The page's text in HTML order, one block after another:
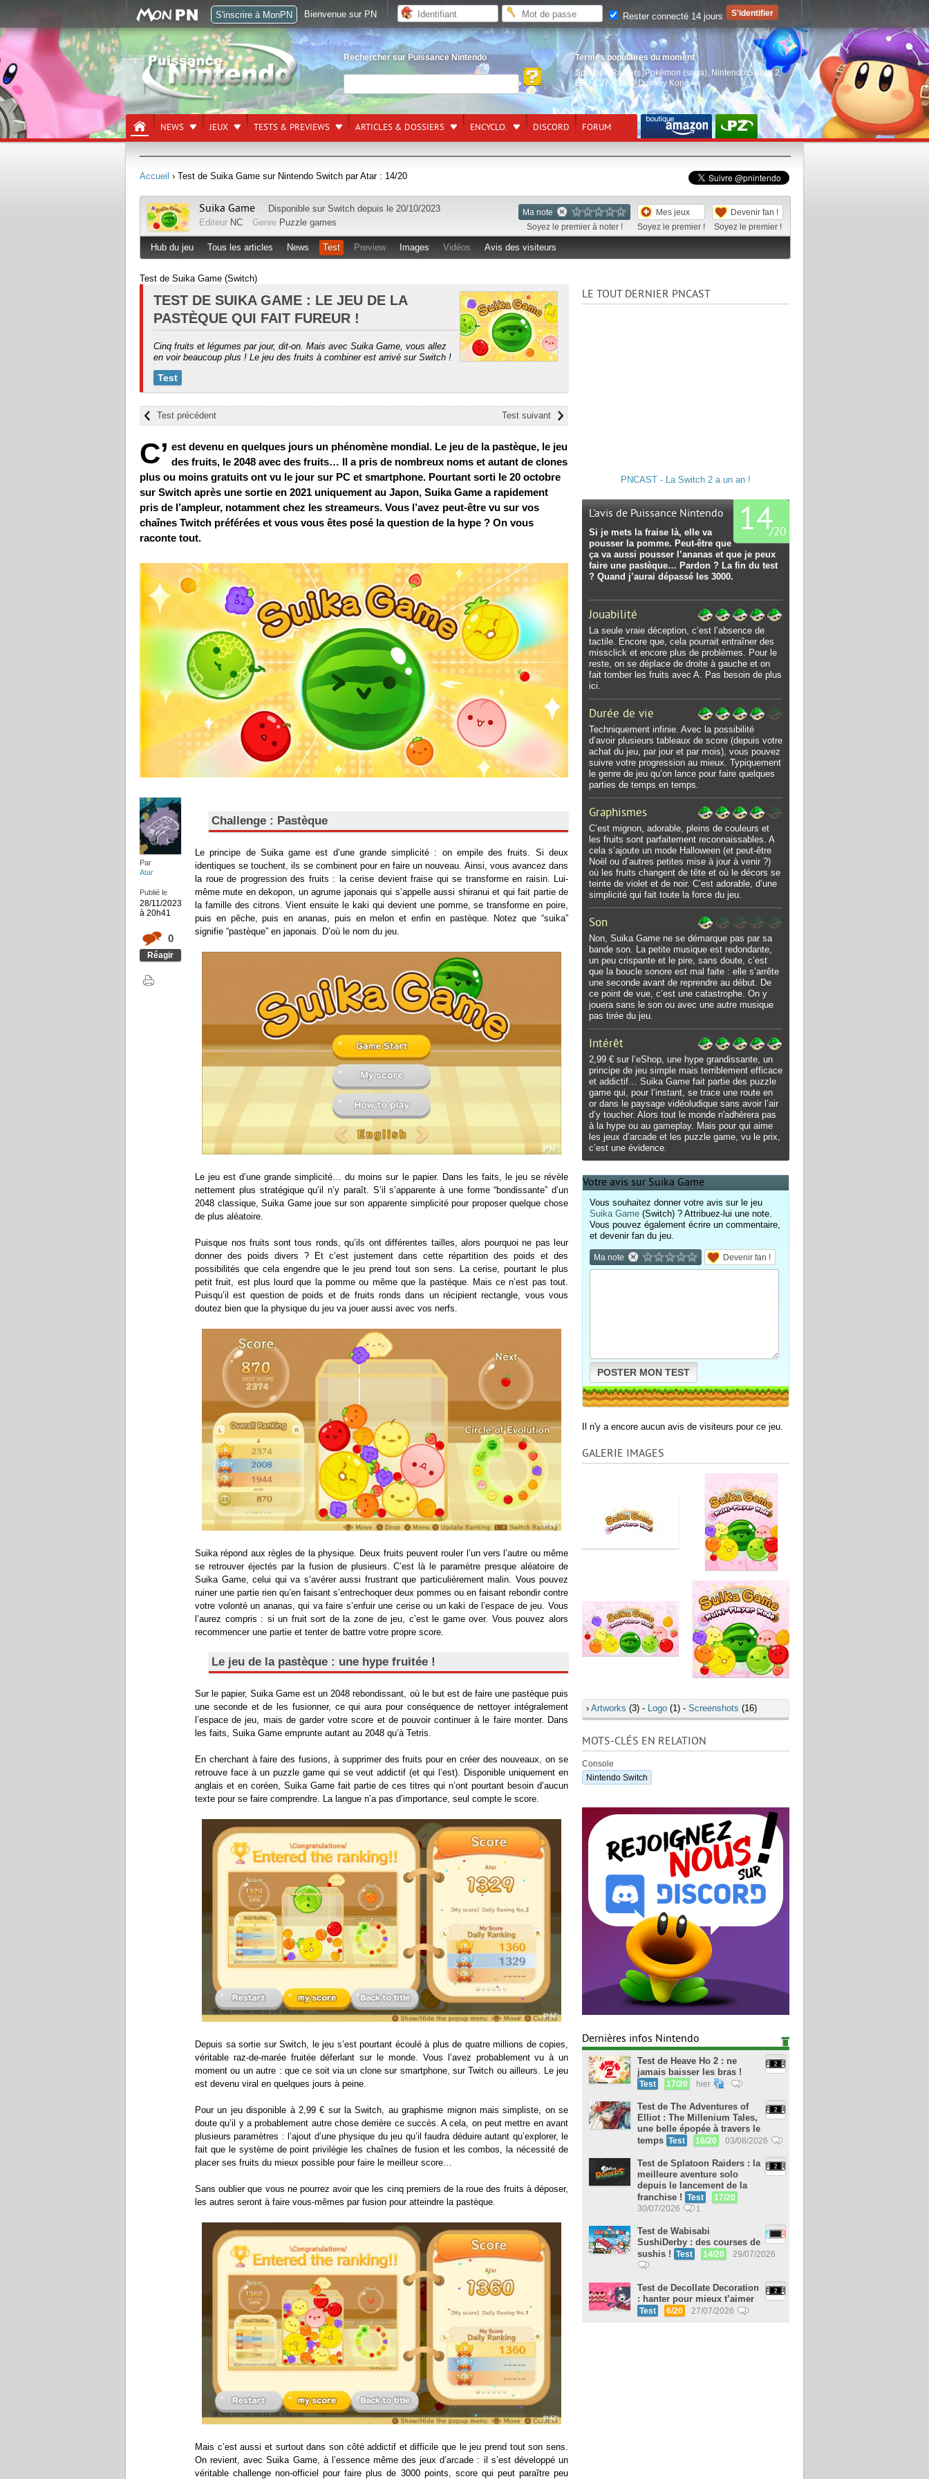
Rechercher sur Puissance Nintendo
Termes populaires du moment
Splatoon Raiders, Pokémon (saga) Nintendo Switch 2,
EA FC27,LEGO Donkey Kong
NEWS JEUX TESTS & PREVIEWS ARTICLES & DOSSIERS ENCYCLO. DISCORD FORUM
Accueil › Test de Suika Game sur Nintendo Switch par Atar : 14/20
Ma note
Soyez le premier à noter !
Mes jeux
Soyez le premier !
Devenir fan !
Soyez le premier !
Suika Game Disponible sur Switch depuis le 20/10/2023
Editeur NC Genre Puzzle games
Hub du jeu Tous les articles News Test Preview Images Vidéos Avis des visiteurs
Test de Suika Game (Switch)
TEST DE SUIKA GAME : LE JEU DE LA
PASTÈQUE QUI FAIT FUREUR !
Cinq fruits et légumes par jour, dit-on. Mais avec Suika Game, vous allez
en voir beaucoup plus ! Le jeu des fruits à combiner est arrivé sur Switch !
Test
Test suivant
Test précédent
C’ est devenu en quelques jours un phénomène mondial. Le jeu de la pastèque, le jeu
des fruits, le 2048 avec des fruits… Il a pris de nombreux noms et autant de clones
plus ou moins gratuits ont vu le jour sur PC et smartphone. Pourtant sorti le 20 octobre
sur Switch après une sortie en 2021 uniquement au Japon, Suika Game a rapidement
pris de l’ampleur, notamment chez les streameurs. Vous l’avez peut-être vu sur vos
chaînes Twitch préférées et vous vous êtes posé la question de la hype ? On vous
raconte tout.
Par
Atar
Publié le
28/11/2023
à 20h41
0
Réagir
Challenge : Pastèque
Le principe de Suika game est d’une grande simplicité : on empile des fruits. Si deux
identiques se touchent, ils se combinent pour en faire un nouveau. Ainsi, vous avancez dans
la roue de progression des fruits : la cerise devient fraise qui se transforme en raisin. Lui-
même mute en dekopon, un agrume japonais qui s’appelle aussi shiranui et qui fait partie de
la famille des citrons. Vient ensuite le kaki qui devient une pomme, se transforme en poire,
puis en pêche, puis en ananas, puis en melon et enfin en pastèque. Notez que “suika”
signifie “pastèque” en japonais. D’où le nom du jeu.
Le jeu est d’une grande simplicité… du moins sur le papier. Dans les faits, le jeu se révèle
nettement plus stratégique qu’il n’y paraît. S’il s’apparente à une forme “bondissante” d’un
2048 classique, Suika Game joue sur son apparente simplicité pour proposer quelque chose
de plus aléatoire.
Puisque nos fruits sont tous ronds, qu’ils ont différentes tailles, alors pourquoi ne pas leur
donner des poids divers ? Et c’est justement dans cette répartition des poids et des
possibilités que cela engendre que le jeu prend tout son sens. La cerise, pourtant le plus
petit fruit, est plus lourd que la pomme ou même que la pastèque. Mais ce n’est pas tout.
Puisqu’il est question de poids et de fruits ronds dans un récipient rectangle, vous vous
doutez bien que la physique du jeu va jouer aussi avec vos nerfs.
Suika répond aux règles de la physique. Deux fruits peuvent rouler l’un vers l’autre ou même
se retrouver éjectés par la fusion de plusieurs. C’est là le paramètre presque aléatoire de
Suika Game, celui qui va s’avérer aussi frustrant que particulièrement malin. Vous pouvez
ruiner une partie rien qu’en faisant s’entrechoquer deux pommes ou en faisant rebondir contre
votre volonté un ananas, qui va faire s’enfuir une cerise ou un kaki de l’espace de jeu. Vous
l’aurez compris : si un fruit sort de la zone de jeu, c’est le game over. Vous pouvez alors
recommencer une partie et tenter de battre votre propre score.
Le jeu de la pastèque : une hype fruitée !
Sur le papier, Suika Game est un 2048 rebondissant, où le but est de faire une pastèque puis
une seconde et de les fusionner, ce qui aura pour conséquence de nettoyer intégralement
l’espace de jeu, mais de garder votre score et de pouvoir continuer à le faire monter. Dans
les faits, Suika Game emprunte autant au 2048 qu’à Tetris.
En cherchant à faire des fusions, à supprimer des fruits pour en créer des nouveaux, on se
retrouve face à un puzzle game qui se veut addictif (et qui l’est). Disponible uniquement en
anglais et en coréen, Suika Game fait partie de ces titres qui n’ont pourtant besoin d’aucun
texte pour se faire comprendre. La langue n’a pas d’importance, seul compte le score.
Depuis sa sortie sur Switch, le jeu s’est pourtant écoulé à plus de quatre millions de copies,
véritable raz-de-marée fruitée déferlant sur le monde. Vous l’avez probablement vu à un
moment ou un autre : que ce soit via un clone sur smartphone, sur Twitch ou ailleurs. Le jeu
est devenu viral en quelques jours à peine.
Pour un jeu disponible à 2,99 € sur la Switch, au graphisme mignon mais simpliste, on se
doute qu’il y a probablement autre chose derrière ce succès. A cela, on peut mettre en avant
plusieurs paramètres : l’ajout d’une physique du jeu qu’il faudra déduire autant qu’explorer, le
fait que le système de point privilégie les chaînes de fusion et les combos, la nécessité de
placer ses fruits du mieux possible pour faire le meilleur score…
Sans oublier que vous ne pourrez avoir que les cinq premiers de la roue des fruits à déposer,
les autres seront à faire vous-mêmes par fusion pour atteindre la pastèque.
Mais c’est aussi et surtout dans son côté addictif et difficile que le jeu prend tout son sens.
On revient, avec Suika Game, à l’essence même des jeux d’arcade : il s’est développé un
véritable challenge non-officiel pour faire plus de 3000 points, score qui peut paraître peu
LE TOUT DERNIER PNCAST
PNCAST - La Switch 2 a un an !
14
/20
L'avis de Puissance Nintendo
Si je mets la fraise là, elle va
pousser la pomme. Peut-être que
ça va aussi pousser l’ananas et que je peux
faire une pastèque… Pardon ? La fin du test
? Quand j’aurai dépassé les 3000.
Jouabilité
La seule vraie déception, c’est l’absence de
tactile. Encore que, cela pourrait entraîner des
missclick et encore plus de problèmes. Pour le
reste, on se déplace de droite à gauche et on
fait tomber les fruits avec A. Pas besoin de plus
ici.
Durée de vie
Techniquement infinie. Avec la possibilité
d’avoir plusieurs tableaux de score (depuis votre
achat du jeu, par jour et par mois), vous pouvez
suivre votre progression au mieux. Typiquement
le genre de jeu qu’on lance pour faire quelques
parties de temps en temps.
Graphismes
C’est mignon, adorable, pleins de couleurs et
les fruits sont parfaitement reconnaissables. A
cela s’ajoute un mode Halloween (et peut-être
Noël ou d’autres petites mise à jour à venir ?)
où les fruits changent de tête et où le décors se
teinte de violet et de noir. C’est adorable, d’une
simplicité qui fait toute la force du jeu.
Son
Non, Suika Game ne se démarque pas par sa
bande son. La petite musique est redondante,
un peu crispante et le pire, sans doute, c’est
que la boucle sonore est mal faite : elle s’arrête
une seconde avant de reprendre au début. De
ce point de vue, c’est une catastrophe. On y
jouera sans le son ou avec une autre musique
pas tirée du jeu.
Intérêt
2,99 € sur l’eShop, une hype grandissante, un
principe de jeu simple mais terriblement efficace
et addictif… Suika Game fait partie des puzzle
game qui, pour l’instant, se trace une route en
or dans le paysage vidéoludique sans avoir l’air
d’y toucher. Alors tout le monde n'adhèrera pas
à la hype ou au gameplay. Mais pour qui aime
les jeux d’arcade et les puzzle game, vu le prix,
c’est une évidence.
Votre avis sur Suika Game
Vous souhaitez donner votre avis sur le jeu
Suika Game (Switch) ? Attribuez-lui une note.
Vous pouvez également écrire un commentaire,
et devenir fan du jeu.
Ma note Devenir fan !
POSTER MON TEST
Il n'y a encore aucun avis de visiteurs pour ce jeu.
GALERIE IMAGES
› Artworks (3) - Logo (1) - Screenshots (16)
MOTS-CLÉS EN RELATION
Console
Nintendo Switch
Dernières infos Nintendo
Test de Heave Ho 2 : ne
jamais baisser les bras !
Test 17/20 hier
Test de The Adventures of
Elliot : The Millenium Tales,
une belle épopée à travers le
temps Test 16/20 03/08/2026
Test de Splatoon Raiders : la
meilleure aventure solo
depuis le lancement de la
franchise !
Test
17/20
30/07/2026
1
Test de Wabisabi
SushiDerby : des courses de
sushis !
Test 14/20 29/07/2026
Test de Decollate Decoration
: hanter pour mieux t’aimer
Test 6/20 27/07/2026
S'inscrire à MonPN Bienvenue sur PN Rester connecté 14 jours